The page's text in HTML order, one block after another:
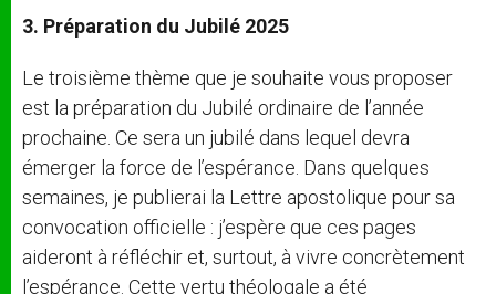
3. Préparation du Jubilé 2025
Le troisième thème que je souhaite vous proposer
est la préparation du Jubilé ordinaire de l’année
prochaine. Ce sera un jubilé dans lequel devra
émerger la force de l’espérance. Dans quelques
semaines, je publierai la Lettre apostolique pour sa
convocation officielle : j’espère que ces pages
aideront à réfléchir et, surtout, à vivre concrètement
l’espérance. Cette vertu théologale a été